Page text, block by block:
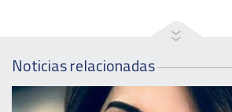
Noticias relacionadas